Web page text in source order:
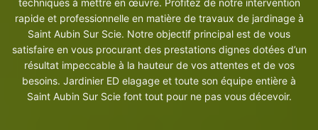
techniques à mettre en œuvre. Profitez de notre intervention
rapide et professionnelle en matière de travaux de jardinage à
Saint Aubin Sur Scie. Notre objectif principal est de vous
satisfaire en vous procurant des prestations dignes dotées d’un
résultat impeccable à la hauteur de vos attentes et de vos
besoins. Jardinier ED elagage et toute son équipe entière à
Saint Aubin Sur Scie font tout pour ne pas vous décevoir.